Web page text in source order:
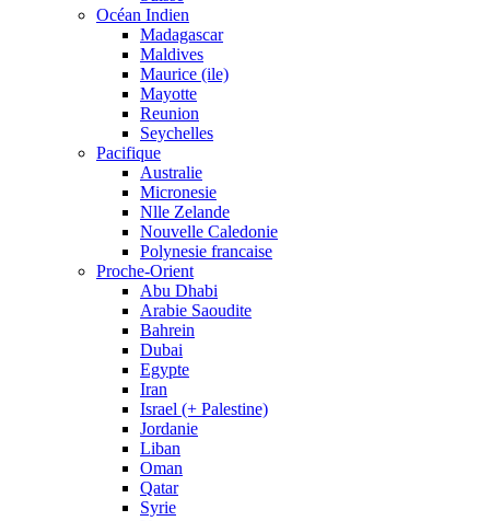
Océan Indien
Madagascar
Maldives
Maurice (ile)
Mayotte
Reunion
Seychelles
Pacifique
Australie
Micronesie
Nlle Zelande
Nouvelle Caledonie
Polynesie francaise
Proche-Orient
Abu Dhabi
Arabie Saoudite
Bahrein
Dubai
Egypte
Iran
Israel (+ Palestine)
Jordanie
Liban
Oman
Qatar
Syrie